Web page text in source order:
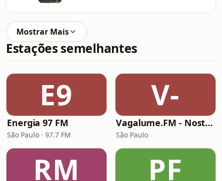
Mostrar Mais
Estações semelhantes
E9
Energia 97 FM
São Paulo · 97.7 FM
V-
Vagalume.FM - Nostalgia (anos 2000)
São Paulo
RM PF